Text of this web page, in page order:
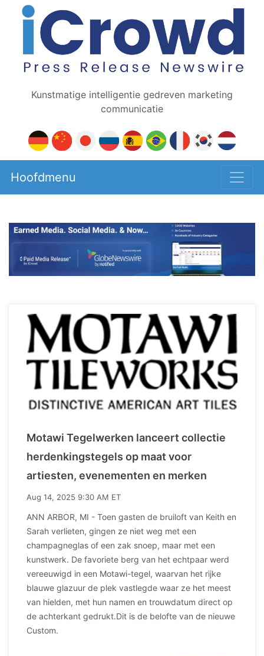
Kunstmatige intelligentie gedreven marketing
communicatie
Hoofdmenu
Motawi Tegelwerken lanceert collectie
herdenkingstegels op maat voor
artiesten, evenementen en merken
Aug 14, 2025 9:30 AM ET
ANN ARBOR, MI - Toen gasten de bruiloft van Keith en
Sarah verlieten, gingen ze niet weg met een
champagneglas of een zak snoep, maar met een
kunstwerk. De favoriete berg van het echtpaar werd
vereeuwigd in een Motawi-tegel, waarvan het rijke
blauwe glazuur de plek vastlegde waar ze het meest
van hielden, met hun namen en trouwdatum direct op
de achterkant gedrukt.Dit is de belofte van de nieuwe
Custom.